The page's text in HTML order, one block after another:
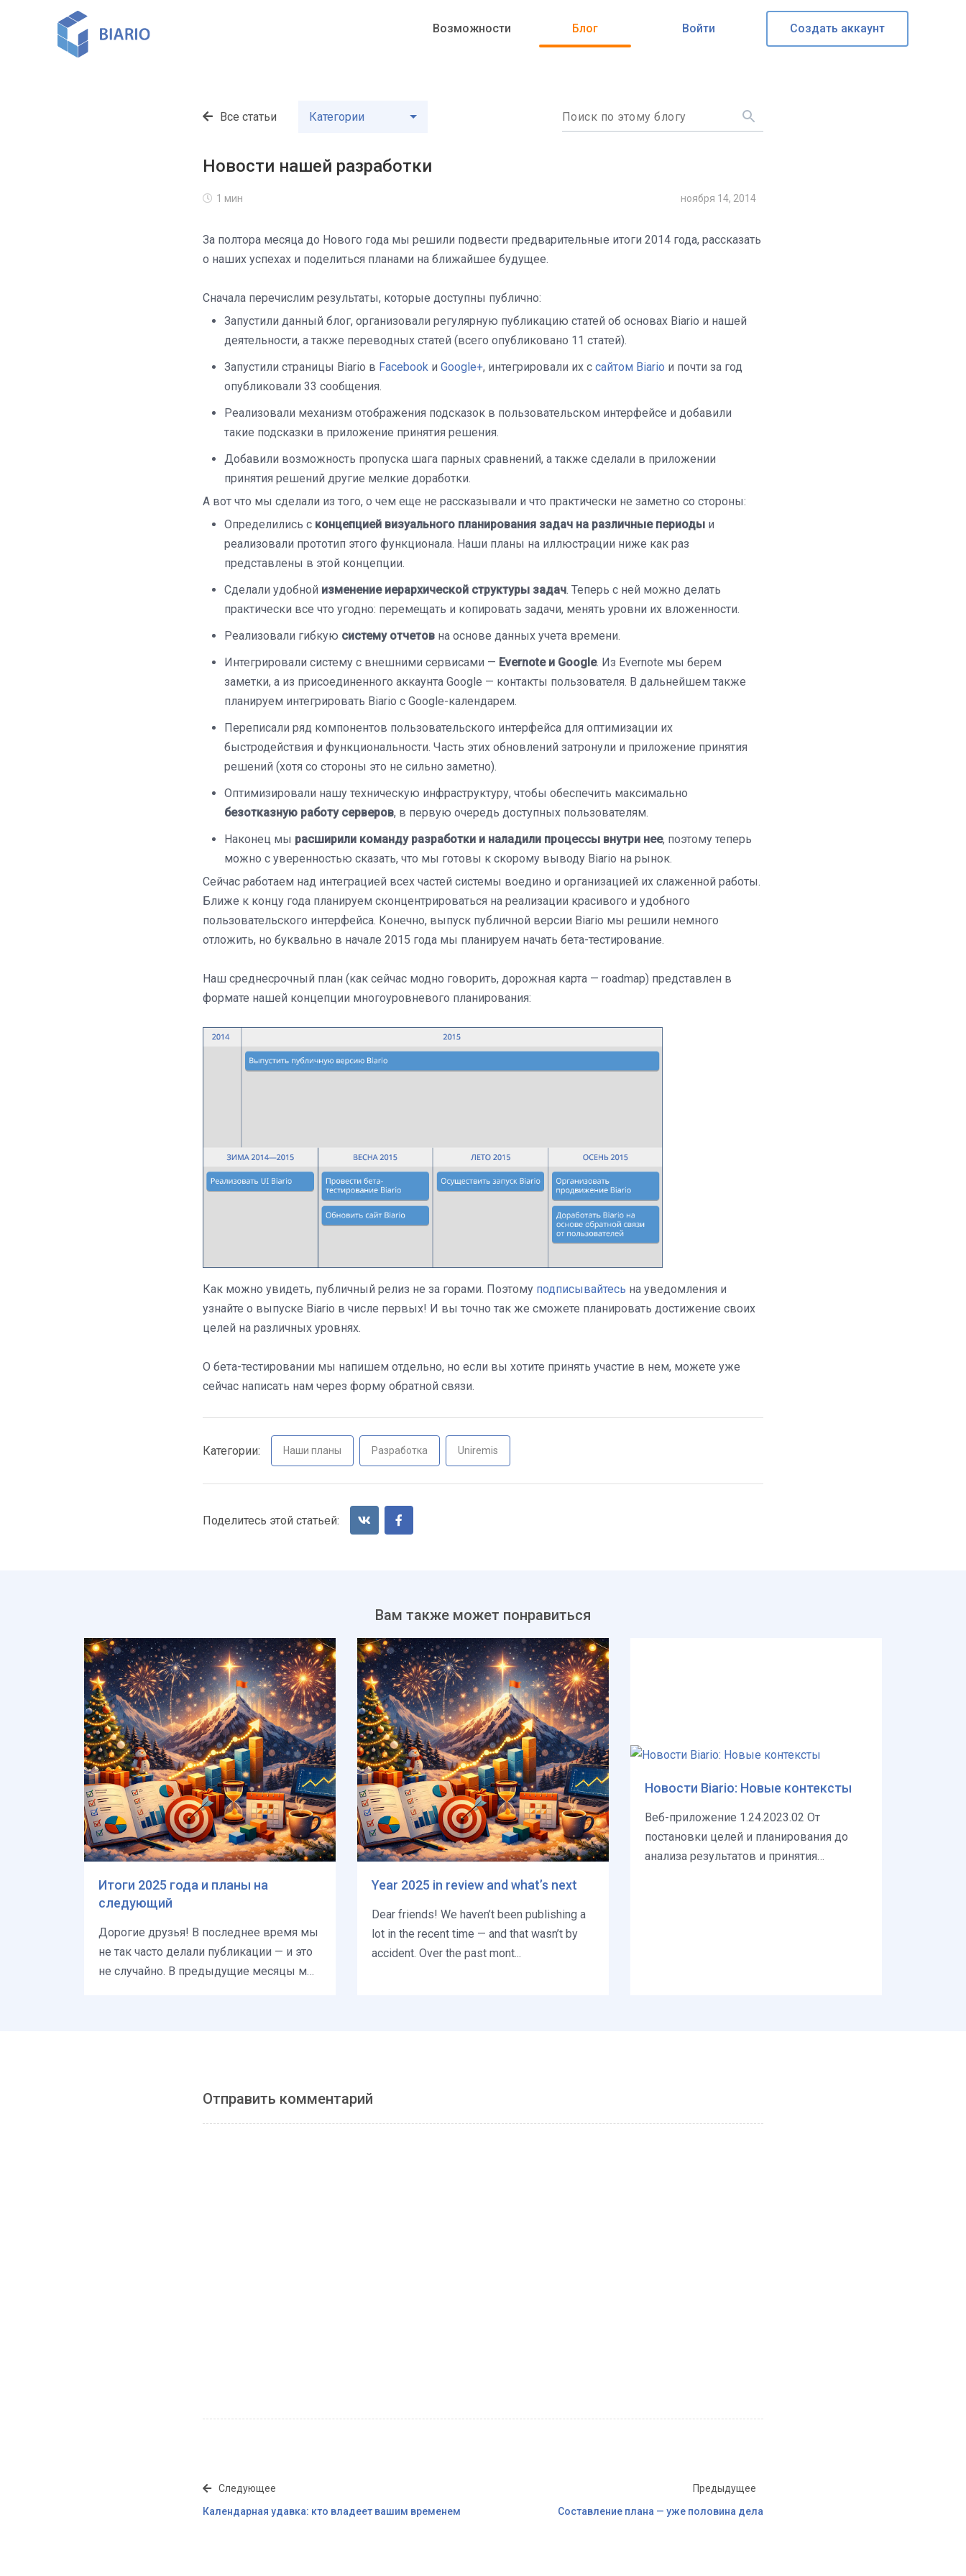
Возможности Блог Войти Создать аккаунт
Все статьи Категории
Новости нашей разработки
1 мин ноября 14, 2014
За полтора месяца до Нового года мы решили подвести предварительные итоги 2014 года, рассказать
о наших успехах и поделиться планами на ближайшее будущее.
Сначала перечислим результаты, которые доступны публично:
Запустили данный блог, организовали регулярную публикацию статей об основах Biario и нашей
деятельности, а также переводных статей (всего опубликовано 11 статей).
Запустили страницы Biario в Facebook и Google+, интегрировали их с сайтом Biario и почти за год
опубликовали 33 сообщения.
Реализовали механизм отображения подсказок в пользовательском интерфейсе и добавили
такие подсказки в приложение принятия решения.
Добавили возможность пропуска шага парных сравнений, а также сделали в приложении
принятия решений другие мелкие доработки.
А вот что мы сделали из того, о чем еще не рассказывали и что практически не заметно со стороны:
Определились с концепцией визуального планирования задач на различные периоды и
реализовали прототип этого функционала. Наши планы на иллюстрации ниже как раз
представлены в этой концепции.
Сделали удобной изменение иерархической структуры задач. Теперь с ней можно делать
практически все что угодно: перемещать и копировать задачи, менять уровни их вложенности.
Реализовали гибкую систему отчетов на основе данных учета времени.
Интегрировали систему с внешними сервисами — Evernote и Google. Из Evernote мы берем
заметки, а из присоединенного аккаунта Google — контакты пользователя. В дальнейшем также
планируем интегрировать Biario с Google-календарем.
Переписали ряд компонентов пользовательского интерфейса для оптимизации их
быстродействия и функциональности. Часть этих обновлений затронули и приложение принятия
решений (хотя со стороны это не сильно заметно).
Оптимизировали нашу техническую инфраструктуру, чтобы обеспечить максимально
безотказную работу серверов, в первую очередь доступных пользователям.
Наконец мы расширили команду разработки и наладили процессы внутри нее, поэтому теперь
можно с уверенностью сказать, что мы готовы к скорому выводу Biario на рынок.
Сейчас работаем над интеграцией всех частей системы воедино и организацией их слаженной работы.
Ближе к концу года планируем сконцентрироваться на реализации красивого и удобного
пользовательского интерфейса. Конечно, выпуск публичной версии Biario мы решили немного
отложить, но буквально в начале 2015 года мы планируем начать бета-тестирование.
Наш среднесрочный план (как сейчас модно говорить, дорожная карта — roadmap) представлен в
формате нашей концепции многоуровневого планирования:
Как можно увидеть, публичный релиз не за горами. Поэтому подписывайтесь на уведомления и
узнайте о выпуске Biario в числе первых! И вы точно так же сможете планировать достижение своих
целей на различных уровнях.
О бета-тестировании мы напишем отдельно, но если вы хотите принять участие в нем, можете уже
сейчас написать нам через форму обратной связи.
Категории: Наши планы Разработка Uniremis
Поделитесь этой статьей:
Вам также может понравиться
Итоги 2025 года и планы на
следующий
Дорогие друзья! В последнее время мы
не так часто делали публикации — и это
не случайно. В предыдущие месяцы мы
Year 2025 in review and what’s next
Dear friends! We haven’t been publishing a
lot in the recent time — and that wasn’t by
accident. Over the past mont...
Новости Biario: Новые контексты
Веб-приложение 1.24.2023.02 От
постановки целей и планирования до
анализа результатов и принятия
Отправить комментарий
Следующее
Календарная удавка: кто владеет вашим временем
Предыдущее
Составление плана — уже половина дела